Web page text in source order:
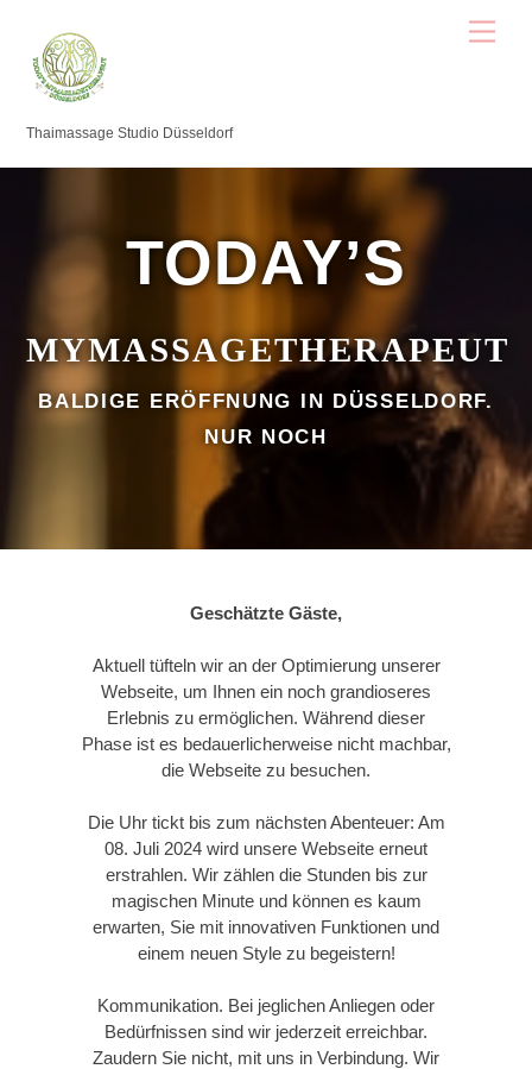
content
Thaimassage Studio Düsseldorf
TODAY’S
MYMASSAGETHERAPEUT
BALDIGE ERÖFFNUNG IN DÜSSELDORF.
NUR NOCH
Geschätzte Gäste,
Aktuell tüfteln wir an der Optimierung unserer
Webseite, um Ihnen ein noch grandioseres
Erlebnis zu ermöglichen. Während dieser
Phase ist es bedauerlicherweise nicht machbar,
die Webseite zu besuchen.
Die Uhr tickt bis zum nächsten Abenteuer: Am
08. Juli 2024 wird unsere Webseite erneut
erstrahlen. Wir zählen die Stunden bis zur
magischen Minute und können es kaum
erwarten, Sie mit innovativen Funktionen und
einem neuen Style zu begeistern!
Kommunikation. Bei jeglichen Anliegen oder
Bedürfnissen sind wir jederzeit erreichbar.
Zaudern Sie nicht, mit uns in Verbindung. Wir